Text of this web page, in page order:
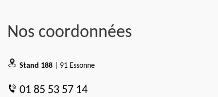
Nos coordonnées
Stand 188 | 91 Essonne
01 85 53 57 14